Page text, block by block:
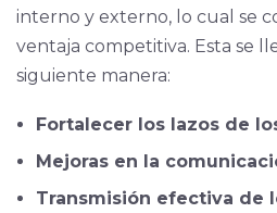
interno y externo, lo cual se
ventaja competitiva. Esta se
siguiente manera:
Fortalecer los lazos de
Mejoras en la
Transmisión efectiva de